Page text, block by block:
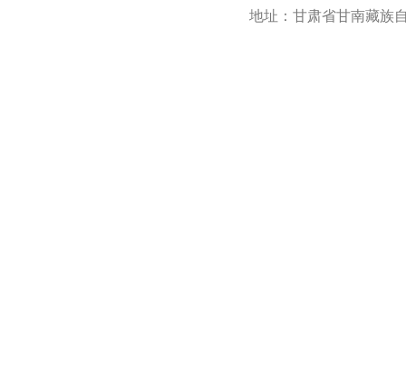
地址：甘肃省甘南藏族